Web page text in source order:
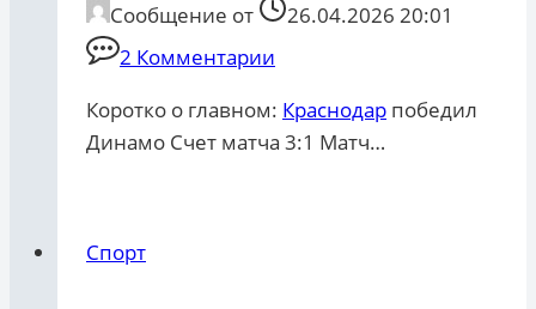
Сообщение от
26.04.2026 20:01
2 Комментарии
Коротко о главном: Краснодар победил
Динамо Счет матча 3:1 Матч…
Спорт